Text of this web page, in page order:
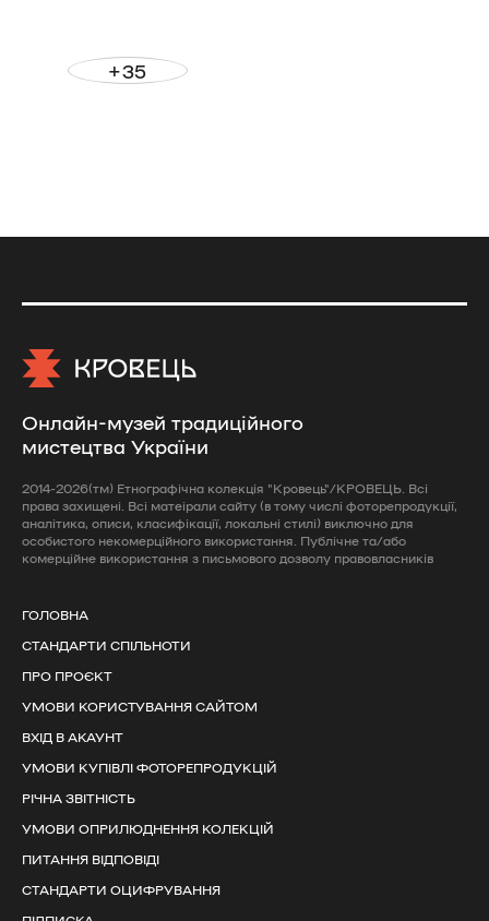
+35
Онлайн-музей традиційного
мистецтва України
2014-2026(тм) Етнографічна колекція "Кровець"/КРОВЕЦЬ. Всі
права захищені. Всі матеірали сайту (в тому числі фоторепродукції,
аналітика, описи, класифікації, локальні стилі) виключно для
особистого некомерційного використання. Публічне та/або
комерційне використання з письмового дозволу правовласників
ГОЛОВНА
СТАНДАРТИ СПІЛЬНОТИ
ПРО ПРОЄКТ
УМОВИ КОРИСТУВАННЯ САЙТОМ
ВХІД В АКАУНТ
УМОВИ КУПІВЛІ ФОТОРЕПРОДУКЦІЙ
РІЧНА ЗВІТНІСТЬ
УМОВИ ОПРИЛЮДНЕННЯ КОЛЕКЦІЙ
ПИТАННЯ ВІДПОВІДІ
СТАНДАРТИ ОЦИФРУВАННЯ